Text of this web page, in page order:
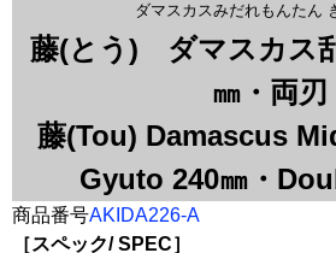
ダマスカスみだれもんたん
藤(とう) ダマスカス
㎜・両刃
藤(Tou) Damascus
Gyuto 240㎜・
商品番号AKIDA226-A
［スペック/ SPEC］